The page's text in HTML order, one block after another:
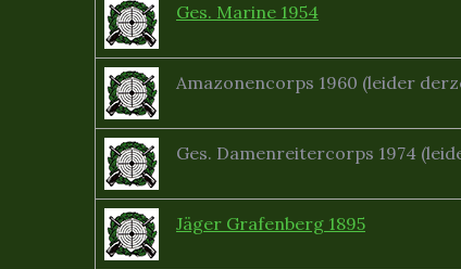
Ges. Marine 1954
Amazonencorps 1960 (leider
Ges. Damenreitercorps 1974
Jäger Grafenberg 1895